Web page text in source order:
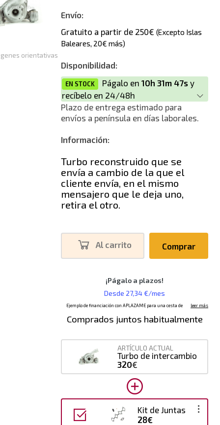
Envío:
Gratuito a partir de 250€ (Excepto Islas
Baleares, 20€ más)
Disponibilidad:
EN STOCK Págalo en 10h 31m 47s y
recíbelo en 24/48h
Plazo de entrega estimado para
envíos a península en días laborales.
Información:
Turbo reconstruido que se
envía a cambio de la que el
cliente envía, en el mismo
mensajero que le deja uno,
retira el otro.
Al carrito Comprar
Comprados juntos habitualmente
ARTÍCULO ACTUAL
Turbo de intercambio
320€
Kit de Juntas
28€
orientativas